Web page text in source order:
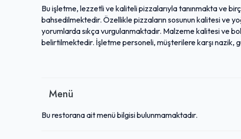
Bu işletme, lezzetli ve kaliteli pizzalarıyla tanınmakta ve
bahsedilmektedir. Özellikle pizzaların sosunun kalitesi ve
yorumlarda sıkça vurgulanmaktadır. Malzeme kalitesi ve
belirtilmektedir. İşletme personeli, müşterilere karşı nazik,
çıkmaktadır. Özellikle kasadaki ekibin yardımseverliği ve
Menü
Bu restorana ait menü bilgisi bulunmamaktadır.